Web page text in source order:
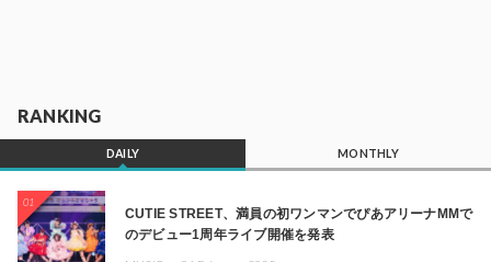
RANKING
DAILY MONTHLY
01
CUTIE STREET、満員の初ワンマンでぴあアリーナMMで
のデビュー1周年ライブ開催を発表